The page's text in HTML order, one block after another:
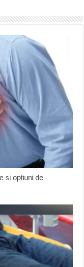
si optiuni de